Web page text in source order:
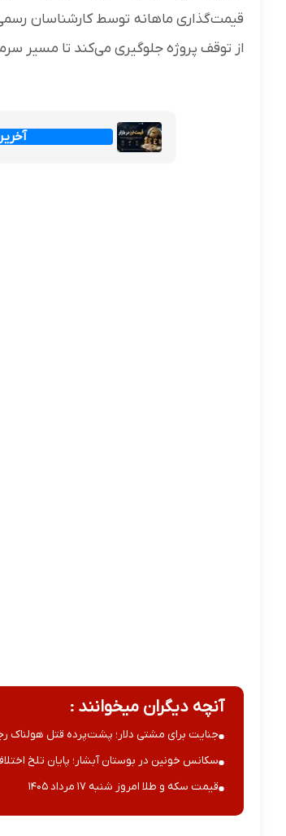
قیمت‌گذاری ماهانه توسط کارشناسان
از توقف پروژه جلوگیری می‌کند تا مسیر
آنچه دیگران میخوانند :
جنایت برای مشتی دلار؛ پشت‌پرده قتل هولناک
سکانس خونین در بوستان آبشار؛ پایان تلخ
قیمت سکه و طلا امروز شنبه ۱۷ مرداد ۱۴۰۵